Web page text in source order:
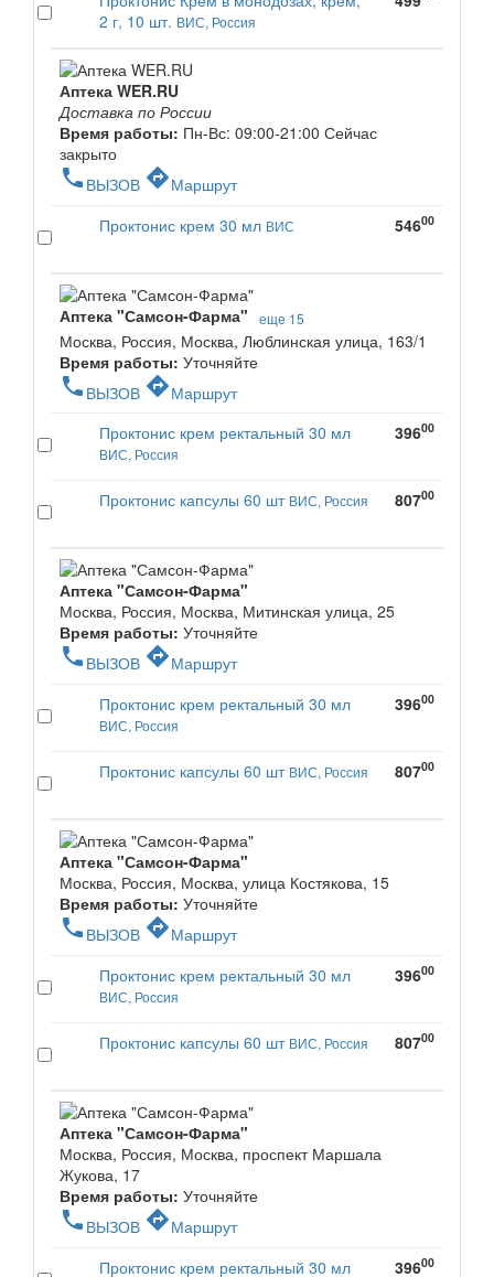
2 г, 10 шт. ВИС, Россия
Аптека WER.RU
Доставка по России
Время работы: Пн-Вс: 09:00-21:00 Сейчас
закрыто
phone ВЫЗОВ directionsМаршрут
Проктонис крем 30 мл ВИС 54600
Аптека "Самсон-Фарма" еще 15
Москва, Россия, Москва, Люблинская улица, 163/1
Время работы: Уточняйте
phone ВЫЗОВ directionsМаршрут
Проктонис крем ректальный 30 мл
ВИС, Россия
39600
Проктонис капсулы 60 шт ВИС, Россия 80700
Аптека "Самсон-Фарма"
Москва, Россия, Москва, Митинская улица, 25
Время работы: Уточняйте
phone ВЫЗОВ directionsМаршрут
Проктонис крем ректальный 30 мл
ВИС, Россия
39600
Проктонис капсулы 60 шт ВИС, Россия 80700
Аптека "Самсон-Фарма"
Москва, Россия, Москва, улица Костякова, 15
Время работы: Уточняйте
phone ВЫЗОВ directionsМаршрут
Проктонис крем ректальный 30 мл
ВИС, Россия
39600
Проктонис капсулы 60 шт ВИС, Россия 80700
Аптека "Самсон-Фарма"
Москва, Россия, Москва, проспект Маршала
Жукова, 17
Время работы: Уточняйте
phone ВЫЗОВ directionsМаршрут
Проктонис крем ректальный 30 мл
39600